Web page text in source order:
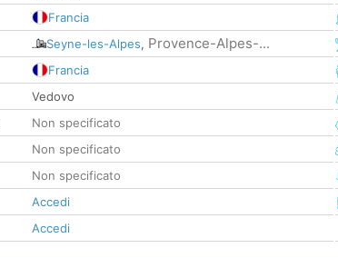
Francia
Seyne-les-Alpes, Provence-Alpes-...
Francia
Vedovo
Non specificato
Non specificato
Non specificato
Accedi
Accedi